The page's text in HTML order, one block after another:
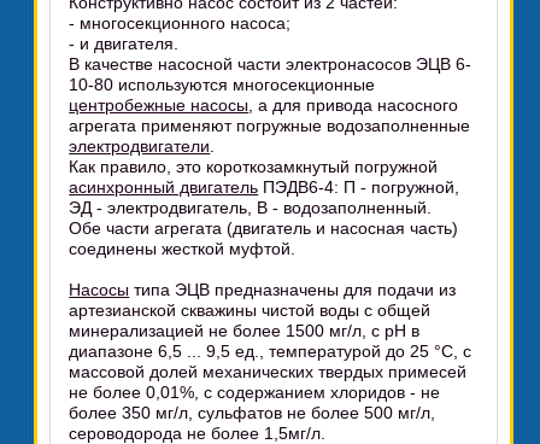
- многосекционного насоса;
- и двигателя.
В качестве насосной части электронасосов ЭЦВ 6-
10-80 используются многосекционные
центробежные насосы , а для привода насосного
агрегата применяют погружные водозаполненные
электродвигатели
Как правило, это короткозамкнутый погружной
асинхронный двигатель ПЭДВ6-4: П - погружной,
ЭД - электродвигатель, В - водозаполненный.
Обе части агрегата (двигатель и насосная часть)
соединены жесткой муфтой.
Насосы типа ЭЦВ предназначены для подачи из
артезианской скважины чистой воды с общей
минерализацией не более 1500 мг/л, с рН в
диапазоне 6,5 ... 9,5 ед., температурой до 25 °С, с
массовой долей механических твердых примесей
не более 0,01%, с содержанием хлоридов - не
более 350 мг/л, сульфатов не более 500 мг/л,
сероводорода не более 1,5мг/л.